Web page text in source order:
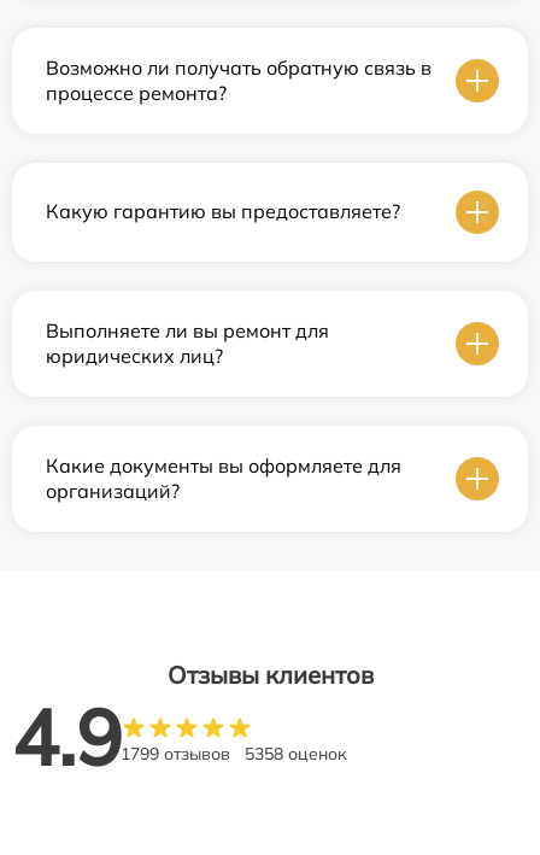
Возможно ли получать обратную связь в
процессе ремонта?
Какую гарантию вы предоставляете?
Выполняете ли вы ремонт для
юридических лиц?
Какие документы вы оформляете для
организаций?
Отзывы клиентов
4.91799 отзывов 5358 оценок